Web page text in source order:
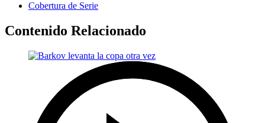
Cobertura de Serie
Contenido Relacionado